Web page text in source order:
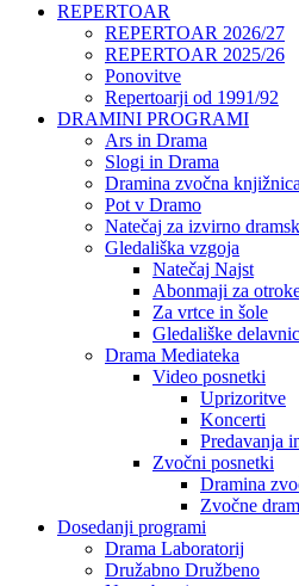
REPERTOAR
REPERTOAR 2026/27
REPERTOAR 2025/26
Ponovitve
Repertoarji od 1991/92
DRAMINI PROGRAMI
Ars in Drama
Slogi in Drama
Dramina zvočna knjižnica
Pot v Dramo
Natečaj za izvirno
Gledališka vzgoja
Natečaj Najst
Abonmaji za
Za vrtce in šole
Gledališke
Drama Mediateka
Video posnetki
Uprizoritve
Koncerti
Predavanja
Zvočni posnetki
Dramina
Zvočne
Dosedanji programi
Drama Laboratorij
Družabno Družbeno